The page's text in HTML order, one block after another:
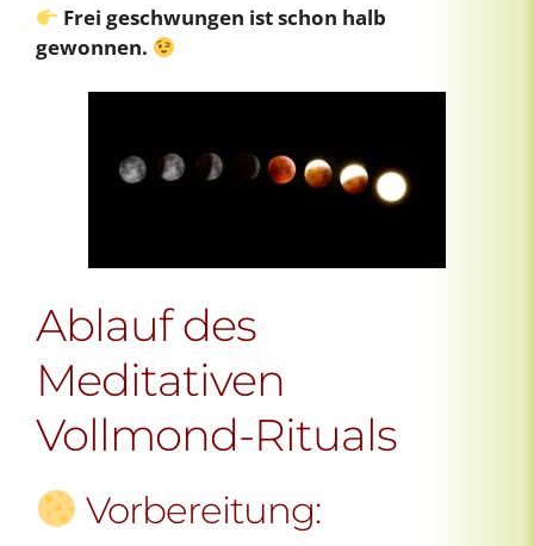
Frei geschwungen ist schon halb
gewonnen.
Ablauf des
Meditativen
Vollmond-Rituals
Vorbereitung: